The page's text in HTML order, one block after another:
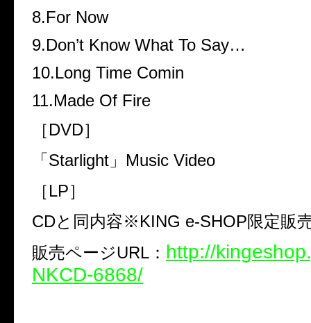
8.For Now
9.Don’t Know What To Say…
10.Long Time Comin
11.Made Of Fire
［DVD］
「 Starlight 」 Music Video
［LP］
CDと同内容※KING e-SHOP限定販
販売ページURL ： http://
NKCD-6868/